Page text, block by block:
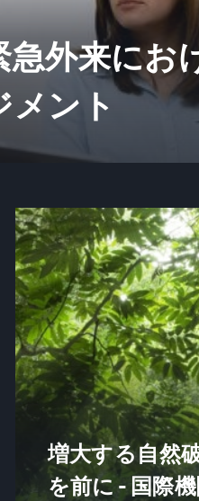
外来にお
メント
増大する自然
を前に - 国際